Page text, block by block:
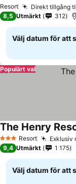
Resort Direkt tillgång
8,5 Utmärkt 312
Välj datum för att
Populärt val
3 StjärnorResort Exklusiv
The Henry
9,4 Utmärkt 1 175
Välj datum för att